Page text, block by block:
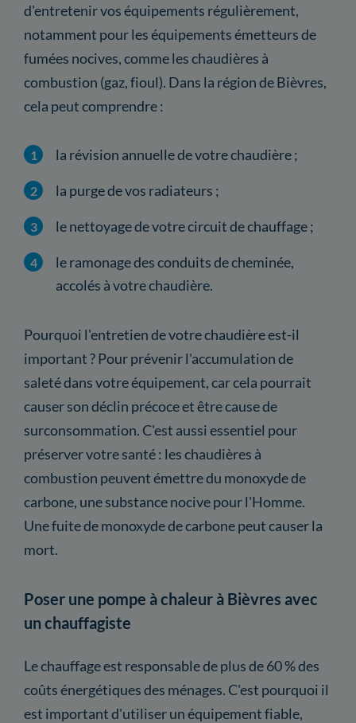
d'entretenir vos équipements régulièrement,
notamment pour les équipements émetteurs de
fumées nocives, comme les chaudières à
combustion (gaz, fioul). Dans la région de Bièvres,
cela peut comprendre :
la révision annuelle de votre chaudière ;
la purge de vos radiateurs ;
le nettoyage de votre circuit de chauffage ;
le ramonage des conduits de cheminée,
accolés à votre chaudière.
Pourquoi l'entretien de votre chaudière est-il
important ? Pour prévenir l'accumulation de
saleté dans votre équipement, car cela pourrait
causer son déclin précoce et être cause de
surconsommation. C'est aussi essentiel pour
préserver votre santé : les chaudières à
combustion peuvent émettre du monoxyde de
carbone, une substance nocive pour l'Homme.
Une fuite de monoxyde de carbone peut causer la
mort.
Poser une pompe à chaleur à Bièvres avec
un chauffagiste
Le chauffage est responsable de plus de 60 % des
coûts énergétiques des ménages. C'est pourquoi il
est important d'utiliser un équipement fiable,